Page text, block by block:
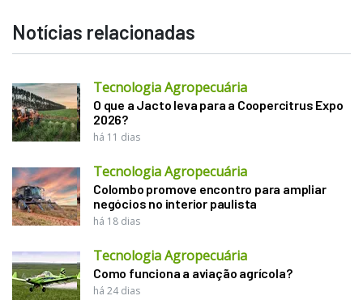
Notícias relacionadas
Tecnologia Agropecuária
O que a Jacto leva para a Coopercitrus Expo
2026?
há 11 dias
Tecnologia Agropecuária
Colombo promove encontro para ampliar
negócios no interior paulista
há 18 dias
Tecnologia Agropecuária
Como funciona a aviação agrícola?
há 24 dias